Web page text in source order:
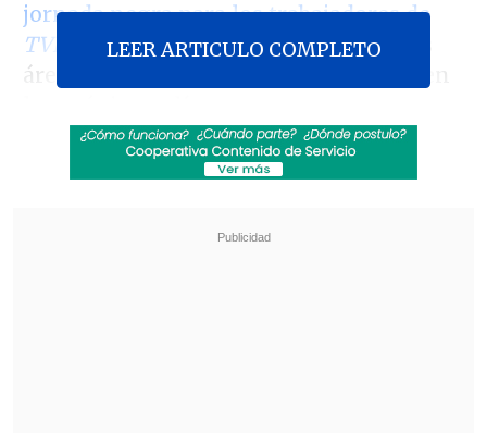
jornada negra para los trabajadores de
TVN
con despidos masivos en diversas
áreas, una situación que se replicaría en
Mars y Drake en su nuevo disco
LEER ARTICULO COMPLETO